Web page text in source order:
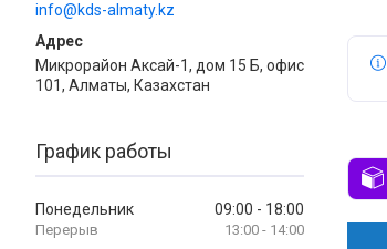
info@kds-almaty.kz
Микрорайон Аксай-1, дом 15 Б, офис
101, Алматы, Казахстан
График работы
Понедельник 09:00 18:00
13:00 14:00